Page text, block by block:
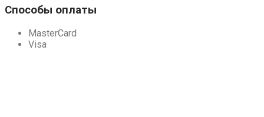
Способы оплаты
MasterCard
Visa